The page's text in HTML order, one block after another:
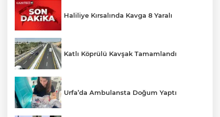
Haliliye Kırsalında Kavga 8 Yaralı
Katlı Köprülü Kavşak Tamamlandı
Urfa’da Ambulansta Doğum Yaptı